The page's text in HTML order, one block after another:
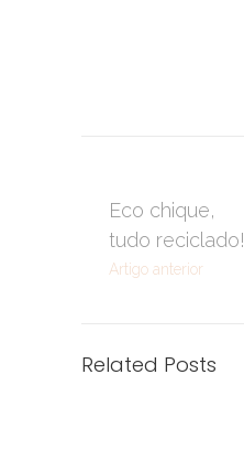
Eco chique,
tudo reciclado!
Artigo anterior
Related Posts